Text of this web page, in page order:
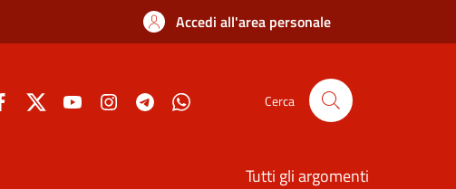
Accedi all'area personale
Cerca
Tutti gli argomenti